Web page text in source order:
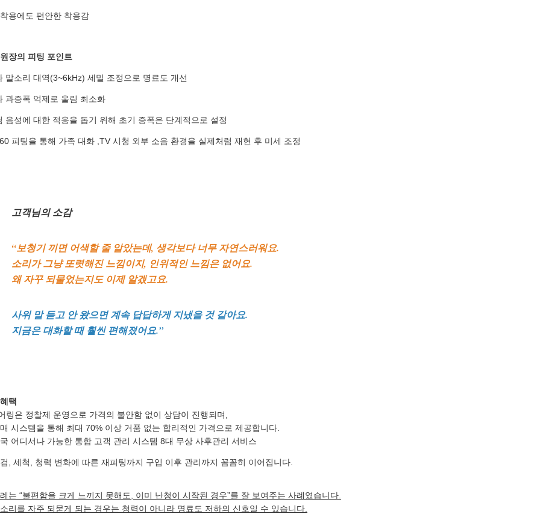
용에도 편안한 착용감
장의 피팅 포인트
말소리 대역(3~6kHz) 세밀 조정으로 명료도 개선
과증폭 억제로 울림 최소화
음성에 대한 적응을 돕기 위해 초기 증폭은 단계적으로 설정
피팅을 통해 가족 대화 ,TV 시청 외부 소음 환경을 실제처럼 재현 후 미세 조정
고객님의 소감
“보청기 끼면 어색할 줄 알았는데, 생각보다 너무 자연스러워요.
소리가 그냥 또렷해진 느낌이지, 인위적인 느낌은 없어요.
왜 자꾸 되물었는지도 이제 알겠고요.
사위 말 듣고 안 왔으면 계속 답답하게 지냈을 것 같아요.
지금은 대화할 때 훨씬 편해졌어요.”
택
링은 정찰제 운영으로 가격의 불안함 없이 상담이 진행되며,
시스템을 통해 최대 70% 이상 거품 없는 합리적인 가격으로 제공합니다.
어디서나 가능한 통합 고객 관리 시스템 8대 무상 사후관리 서비스
, 세척, 청력 변화에 따른 재피팅까지 구입 이후 관리까지 꼼꼼히 이어집니다.
는 “불편함을 크게 느끼지 못해도, 이미 난청이 시작된 경우”를 잘 보여주는 사례였습니다.
리를 자주 되묻게 되는 경우는 청력이 아니라 명료도 저하의 신호일 수 있습니다.